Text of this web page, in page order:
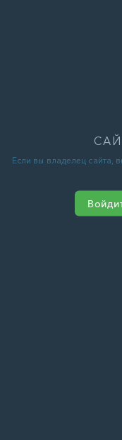
Если вы владелец сайта,